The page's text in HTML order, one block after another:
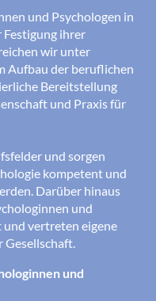
und Psychologen in
Festigung ihrer
wir unter
Aufbau der beruflichen
Bereitstellung
und Praxis für
und sorgen
kompetent und
Darüber hinaus
und
vertreten eigene
Gesellschaft.
und